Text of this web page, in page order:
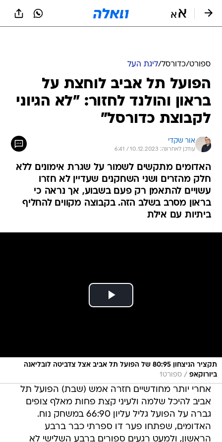
ספורט/כדורסל/ליגת העל
הפועל תל אביב לוחצת על
בראון והולנד לחזור: "לא הגיוני
לקבוצת כדורסל"
אור שקדי
עודכן לאחרונה: 10.12.2023 / 6:41
האדומים מתקשים לשמור על שגרת אימונים ללא
חלק מהזרים ושני השחקנים שעדיין לא חזרו
עשויים להתאמן רק פעם בשבוע, אך נראה כי
בראון מסרב בשלב הזה. בקבוצה מקווים להחליף
ביתיות עם אילת
תקציר הניצחון 80:95 של הפועל תל אביב אצל צדביטה לובליאנה
ביורוקאפ / ספורט1
אחרי יותר מחודשיים חזרה אמש (שבת) הפועל תל
אביב להיכל שלמה ולעיני קצת פחות מאלף צופים
גברה על הפועל גליל עליון 66:90 במשחק נוח.
האדומים, שפתחו פער דו ספרתי כבר ברבע
הראשון, ולמעט רגעים ספורים ברבע השלישי לא